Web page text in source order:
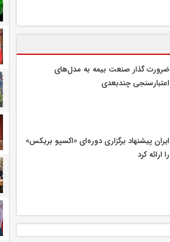
ضرورت گذار صنعت بیمه به مدل‌های
اعتبارسنجی چندبعدی
ایران پیشنهاد برگزاری دوره‌ای «اکسپو بریکس»
را ارائه کرد